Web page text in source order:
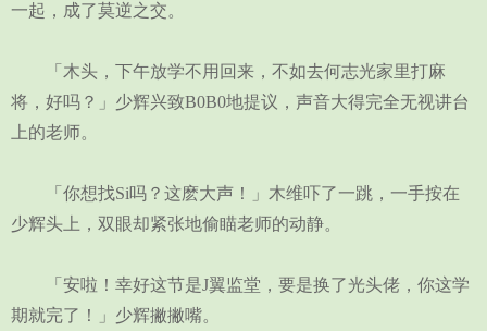
一起，成了莫逆之交。
「木头，下午放学不用回来，不如去何志光家里打麻
将，好吗？」少辉兴致B0B0地提议，声音大得完全无视讲台
上的老师。
「你想找Si吗？这麽大声！」木维吓了一跳，一手按在
少辉头上，双眼却紧张地偷瞄老师的动静。
「安啦！幸好这节是J翼监堂，要是换了光头佬，你这学
期就完了！」少辉撇撇嘴。